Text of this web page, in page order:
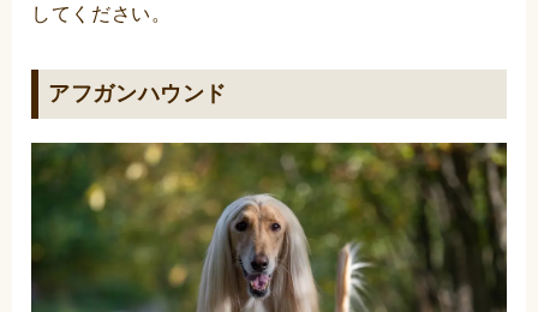
してください。
アフガンハウンド